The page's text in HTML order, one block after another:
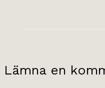
Lämna en